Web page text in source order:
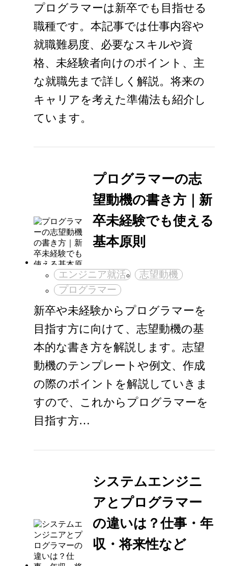
プログラマーは新卒でも目指せる
職種です。本記事では仕事内容や
就職難易度、必要なスキルや資
格、未経験者向けのポイント、主
な就職先まで詳しく解説。将来の
キャリアを考えた準備法も紹介し
ています。
プログラマーの志
望動機の書き方｜新
卒未経験でも使える
基本原則
エンジニア就活
志望動機
プログラマー
新卒や未経験からプログラマーを
目指す方に向けて、志望動機の基
本的な書き方を解説します。志望
動機のテンプレートや例文、作成
の際のポイントを解説していきま
すので、これからプログラマーを
目指す方…
システムエンジニ
アとプログラマー
の違いは？仕事・年
収・将来性など